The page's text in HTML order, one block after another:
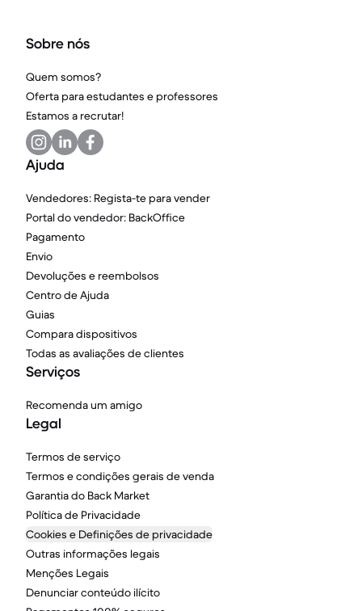
Sobre nós
Quem somos?
Oferta para estudantes e professores
Estamos a recrutar!
Ajuda
Vendedores: Regista-te para vender
Portal do vendedor: BackOffice
Pagamento
Envio
Devoluções e reembolsos
Centro de Ajuda
Guias
Compara dispositivos
Todas as avaliações de clientes
Serviços
Recomenda um amigo
Legal
Termos de serviço
Termos e condições gerais de venda
Garantia do Back Market
Política de Privacidade
Cookies e Definições de privacidade
Outras informações legais
Menções Legais
Denunciar conteúdo ilícito